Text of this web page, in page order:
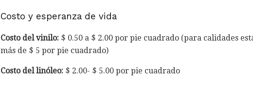
Costo y esperanza de vida
Costo del vinilo: $ 0.50 a $ 2.00 por pie cuadrado (para calidades
más de $ 5 por pie cuadrado)
Costo del linóleo: $ 2.00- $ 5.00 por pie cuadrado